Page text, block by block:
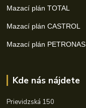
Mazací plán TOTAL
Mazací plán CASTROL
Mazací plán PETRONAS
Kde nás nájdete
Prievidzská 150